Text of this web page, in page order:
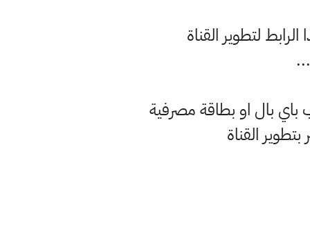
لتطوير القناة
بال او بطاقة مصرفية